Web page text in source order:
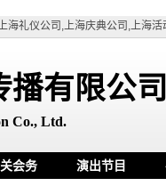
海礼仪公司,上海庆典公司,上海
播有限公
Co., Ltd.
会务 演出节目